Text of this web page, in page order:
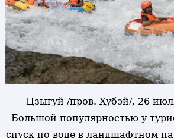
Цзыгуй /пров. Хубэй/, 26
Большой популярностью у
спуск по воде в ландшафтном